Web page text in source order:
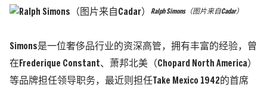
Ralph Simons（图片来自Cadar）
Simons是一位奢侈品行业的资深高管，拥有丰富的经验，曾
在Frederique Constant、萧邦北美（Chopard North America）
等品牌担任领导职务，最近则担任Take Mexico 1942的首席